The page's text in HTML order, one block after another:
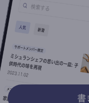
書